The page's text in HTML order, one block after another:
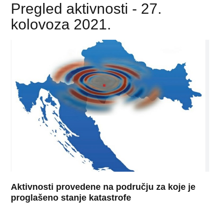
Pregled aktivnosti - 27.
kolovoza 2021.
Aktivnosti provedene na području za koje je
proglašeno stanje katastrofe